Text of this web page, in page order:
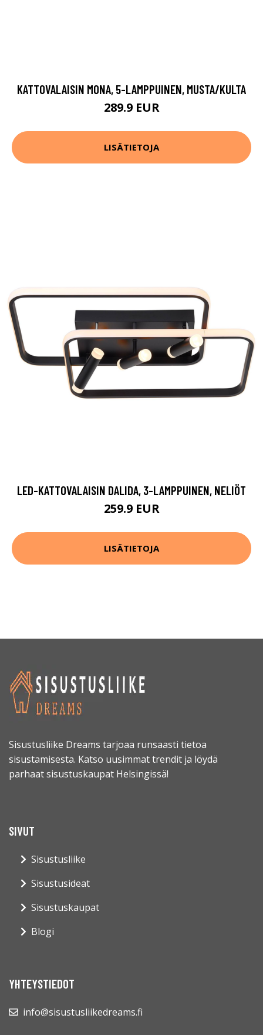
KATTOVALAISIN MONA, 5-LAMPPUINEN, MUSTA/KULTA
289.9 EUR
LISÄTIETOJA
LED-KATTOVALAISIN DALIDA, 3-LAMPPUINEN, NELIÖT
259.9 EUR
LISÄTIETOJA
Sisustusliike Dreams tarjoaa runsaasti tietoa
sisustamisesta. Katso uusimmat trendit ja löydä
parhaat sisustuskaupat Helsingissä!
SIVUT
Sisustusliike
Sisustusideat
Sisustuskaupat
Blogi
YHTEYSTIEDOT
info@sisustusliikedreams.fi